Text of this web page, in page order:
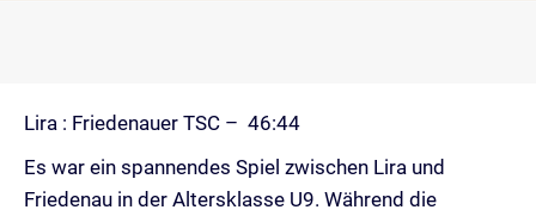
Lira : Friedenauer TSC – 46:44
Es war ein spannendes Spiel zwischen Lira und
Friedenau in der Altersklasse U9. Während die